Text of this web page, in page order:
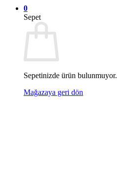
0
Sepet
Sepetinizde ürün bulunmuyor.
Mağazaya geri dön